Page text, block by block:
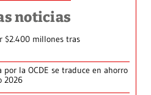
noticias
$2.400 millones tras
la OCDE se traduce en ahorro
2026